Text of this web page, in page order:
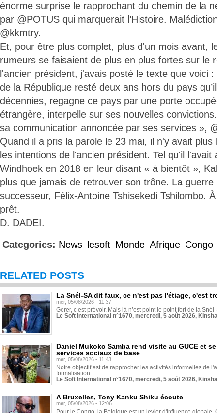
énorme surprise le rapprochant du chemin de la
par @POTUS qui marquerait l’Histoire.
@kkmtry.
Et, pour être plus complet, plus d'un mois avant,
rumeurs se faisaient de plus en plus fortes sur le
l'ancien président, j'avais posté le texte que voici :
de la République resté deux ans hors du pays
décennies, regagne ce pays par une porte
étrangère, interpelle sur ses nouvelles
sa communication annoncée par ses services »,
Quand il a pris la parole le 23 mai, il n'y avait
les intentions de l'ancien président. Tel qu'il
Windhoek en 2018 en leur disant « à bientôt »,
plus que jamais de retrouver son trône. La
successeur, Félix-Antoine Tshisekedi Tshilombo.
prêt.
D. DADEI.
Categories: News lesoft Monde Afrique Congo
RELATED POSTS
La Snél-SA dit faux, ce n'est pas l'étiage, c'est
mer, 05/08/2026 - 11:37
Gérer, c’est prévoir. Mais là n’est point le point fort de la
Le Soft International n°1670, mercredi, 5 août 2026,
Daniel Mukoko Samba rend visite au GUCE et
services sociaux de base
mer, 05/08/2026 - 11:43
Notre objectif est de rapprocher les activités informelles de
formalisation.
Le Soft International n°1670, mercredi, 5 août 2026,
À Bruxelles, Tony Kanku Shiku écoute
mer, 05/08/2026 - 12:06
Pour le Congo, la Belgique est un levier d'influence globale.